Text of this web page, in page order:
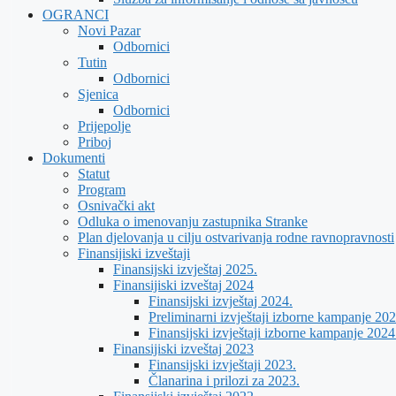
OGRANCI
Novi Pazar
Odbornici
Tutin
Odbornici
Sjenica
Odbornici
Prijepolje
Priboj
Dokumenti
Statut
Program
Osnivački akt
Odluka o imenovanju zastupnika Stranke
Plan djelovanja u cilju ostvarivanja rodne ravnopravnosti
Finansijiski izveštaji
Finansijski izvještaj 2025.
Finansijiski izveštaj 2024
Finansijski izvještaj 2024.
Preliminarni izvještaji izborne kampanje
Finansijski izvještaji izborne kampanje
Finansijiski izveštaj 2023
Finansijski izvještaji 2023.
Članarina i prilozi za 2023.